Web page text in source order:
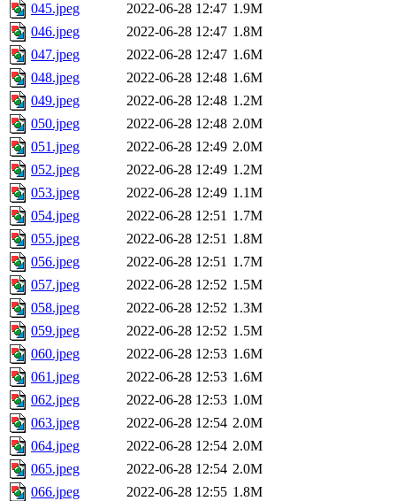
045.jpeg
2022-06-28 12:47 1.9M
046.jpeg
2022-06-28 12:47 1.8M
047.jpeg
2022-06-28 12:47 1.6M
048.jpeg
2022-06-28 12:48 1.6M
049.jpeg
2022-06-28 12:48 1.2M
050.jpeg
2022-06-28 12:48 2.0M
051.jpeg
2022-06-28 12:49 2.0M
052.jpeg
2022-06-28 12:49 1.2M
053.jpeg
2022-06-28 12:49 1.1M
054.jpeg
2022-06-28 12:51 1.7M
055.jpeg
2022-06-28 12:51 1.8M
056.jpeg
2022-06-28 12:51 1.7M
057.jpeg
2022-06-28 12:52 1.5M
058.jpeg
2022-06-28 12:52 1.3M
059.jpeg
2022-06-28 12:52 1.5M
060.jpeg
2022-06-28 12:53 1.6M
061.jpeg
2022-06-28 12:53 1.6M
062.jpeg
2022-06-28 12:53 1.0M
063.jpeg
2022-06-28 12:54 2.0M
064.jpeg
2022-06-28 12:54 2.0M
065.jpeg
2022-06-28 12:54 2.0M
066.jpeg
2022-06-28 12:55 1.8M